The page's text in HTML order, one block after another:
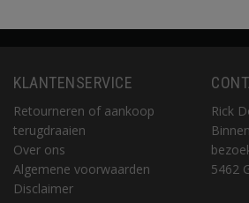
KLANTENSERVICE
Retourneren of aankoop
terugdraaien
Over ons
Algemene voorwaarden
Disclaimer
Rick
5462